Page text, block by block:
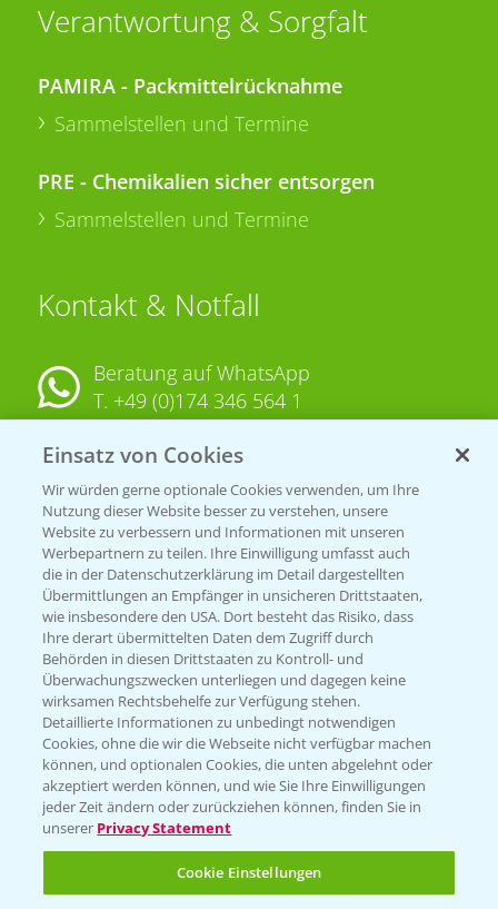
Verantwortung & Sorgfalt
PAMIRA - Packmittelrücknahme
Sammelstellen und Termine
PRE - Chemikalien sicher entsorgen
Sammelstellen und Termine
Kontakt & Notfall
Beratung auf WhatsApp
T. +49 (0)174 346 564 1
KONTAKT
Hilfe in Notfällen
T.+49 (0)214/30-20220
Folgen Sie uns
Einsatz von Cookies
Wir würden gerne optionale Cookies verwenden, um Ihre
Nutzung dieser Website besser zu verstehen, unsere
Website zu verbessern und Informationen mit unseren
Werbepartnern zu teilen. Ihre Einwilligung umfasst auch
die in der Datenschutzerklärung im Detail dargestellten
Übermittlungen an Empfänger in unsicheren Drittstaaten,
wie insbesondere den USA. Dort besteht das Risiko, dass
Ihre derart übermittelten Daten dem Zugriff durch
Behörden in diesen Drittstaaten zu Kontroll- und
Überwachungszwecken unterliegen und dagegen keine
wirksamen Rechtsbehelfe zur Verfügung stehen.
Detaillierte Informationen zu unbedingt notwendigen
Cookies, ohne die wir die Webseite nicht verfügbar machen
können, und optionalen Cookies, die unten abgelehnt oder
akzeptiert werden können, und wie Sie Ihre Einwilligungen
jeder Zeit ändern oder zurückziehen können, finden Sie in
unserer Privacy Statement
Cookie Einstellungen